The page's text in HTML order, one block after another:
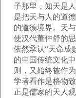
子那里，知天是
是把天与人的道
的道德境界。天
使汉代董仲舒的
依然承认“天命
的中国传统文化
则，又始终被作
学者看作是格物
正是儒家的天人